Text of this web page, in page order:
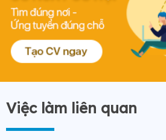
Việc làm liên quan